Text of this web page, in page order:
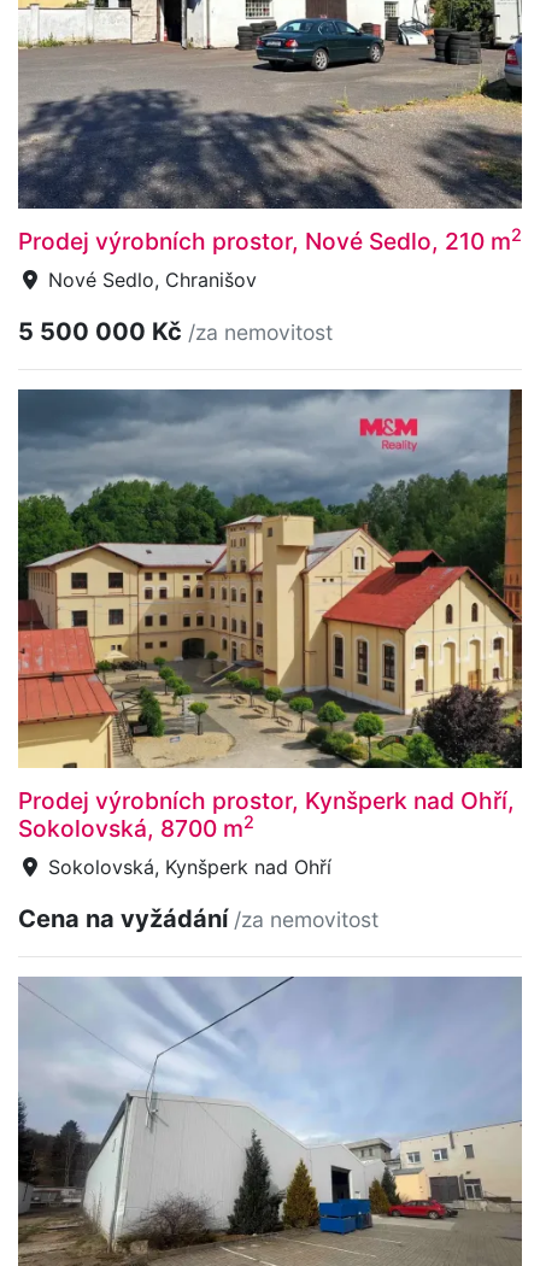
Prodej výrobních prostor, Nové Sedlo, 210 m2
Nové Sedlo, Chranišov
5 500 000 Kč /za nemovitost
Prodej výrobních prostor, Kynšperk nad Ohří,
Sokolovská, 8700 m2
Sokolovská, Kynšperk nad Ohří
Cena na vyžádání /za nemovitost